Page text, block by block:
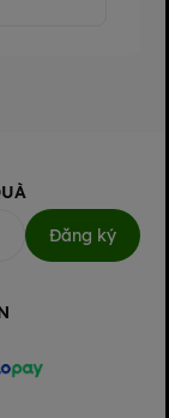
Đăng ký